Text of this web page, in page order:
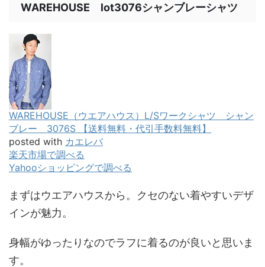
WAREHOUSE lot3076シャンブレーシャツ
WAREHOUSE（ウエアハウス）L/Sワークシャツ シャン
ブレー 3076S 【送料無料・代引手数料無料】
posted with カエレバ
楽天市場で調べる
Yahooショッピングで調べる
まずはウエアハウスから。クセのない着やすいデザ
インが魅力。
身幅がゆったりなのでラフに着るのが良いと思いま
す。